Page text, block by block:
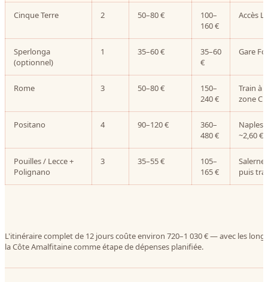
Cinque Terre 2 50–80 €
100–
160 €
Accès
Sperlonga
(optionnel)
1 35–60 €
35–60
€
Gare
Rome 3 50–80 €
150–
240 €
Train à
zone
Positano 4 90–120 €
360–
480 €
~2,60 €
Pouilles / Lecce +
Polignano
3 35–55 €
105–
165 €
puis
L'itinéraire complet de 12 jours coûte environ 720–1 030 € — avec les
la Côte Amalfitaine comme étape de dépenses planifiée.